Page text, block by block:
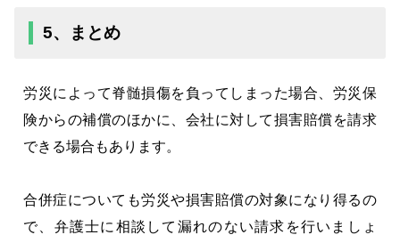
5、まとめ
労災によって脊髄損傷を負ってしまった場合、労災保
険からの補償のほかに、会社に対して損害賠償を請求
できる場合もあります。
合併症についても労災や損害賠償の対象になり得るの
で、弁護士に相談して漏れのない請求を行いましょ